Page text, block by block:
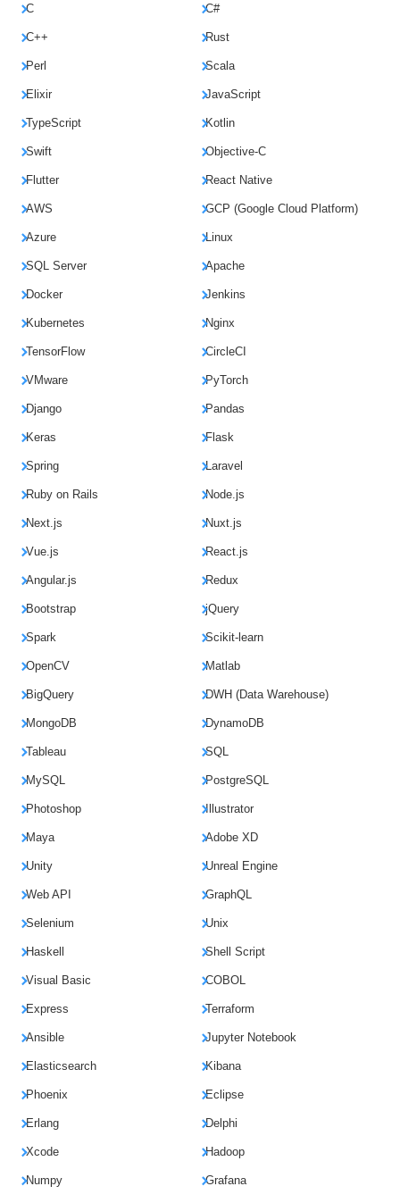
C C#
C++ Rust
Perl Scala
Elixir JavaScript
TypeScript Kotlin
Swift Objective-C
Flutter React Native
AWS GCP (Google Cloud Platform)
Azure Linux
SQL Server Apache
Docker Jenkins
Kubernetes Nginx
TensorFlow CircleCI
VMware PyTorch
Django Pandas
Keras Flask
Spring Laravel
Ruby on Rails Node.js
Next.js Nuxt.js
Vue.js React.js
Angular.js Redux
Bootstrap jQuery
Spark Scikit-learn
OpenCV Matlab
BigQuery DWH (Data Warehouse)
MongoDB DynamoDB
Tableau SQL
MySQL PostgreSQL
Photoshop Illustrator
Maya Adobe XD
Unity Unreal Engine
Web API GraphQL
Selenium Unix
Haskell Shell Script
Visual Basic COBOL
Express Terraform
Ansible Jupyter Notebook
Elasticsearch Kibana
Phoenix Eclipse
Erlang Delphi
Xcode Hadoop
Numpy Grafana